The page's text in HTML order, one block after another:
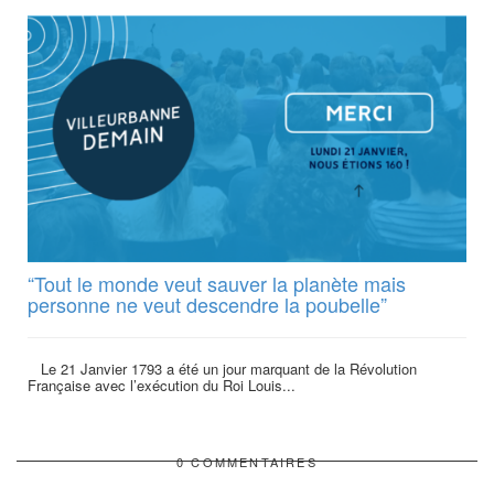
“Tout le monde veut sauver la planète mais
personne ne veut descendre la poubelle”
Le 21 Janvier 1793 a été un jour marquant de la Révolution
Française avec l’exécution du Roi Louis...
0 COMMENTAIRES